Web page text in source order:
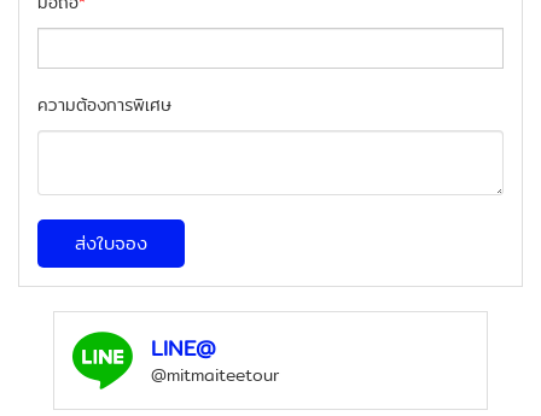
ความต้องการพิเศษ
ส่งใบจอง
LINE@
@mitmaiteetour